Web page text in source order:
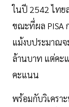
ในปี 2542 ไทย
ขณะที่ผล PISA
แม้งบประมาณจ
ล้านบาท แต่คะ
คะแนน
พร้อมกับวิเครา